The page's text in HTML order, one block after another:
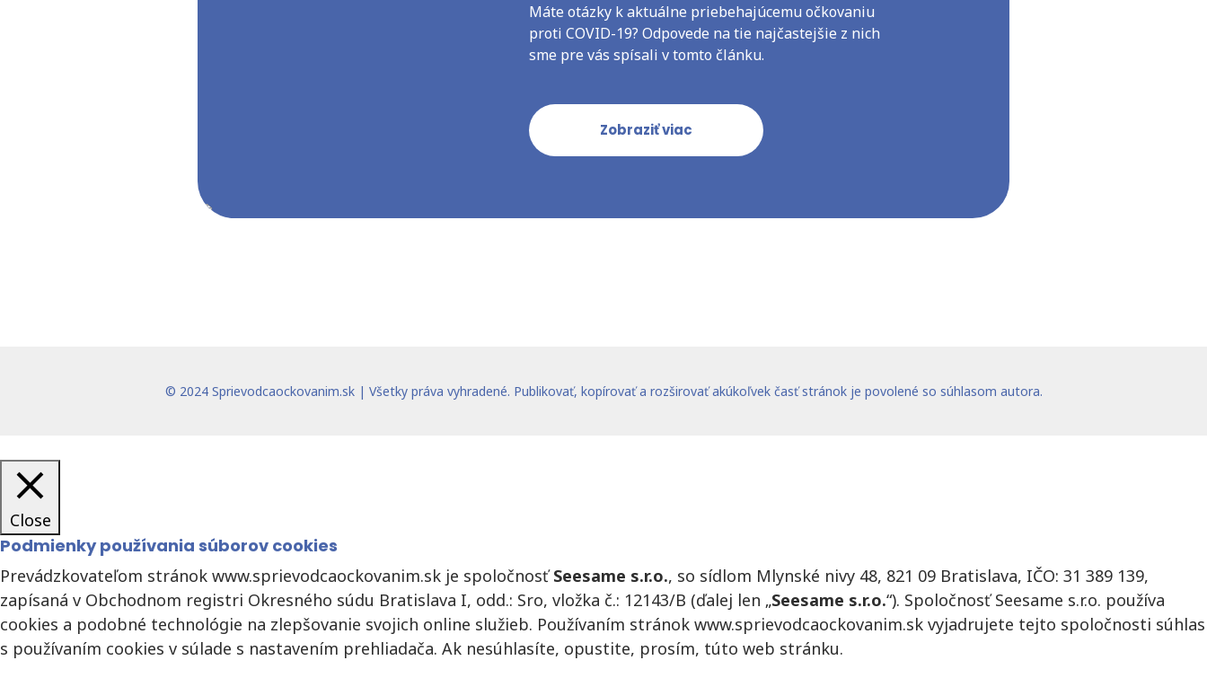
Máte otázky k aktuálne priebehajúcemu očkovaniu
proti COVID-19? Odpovede na tie najčastejšie z nich
sme pre vás spísali v tomto článku.
Zobraziť viac
© 2024 Sprievodcaockovanim.sk| Všetky práva vyhradené. Publikovať, kopírovať a rozširovať akúkoľvek časť stránok je povolené so súhlasom autora.
Close
Podmienky používania súborov cookies
Prevádzkovateľom stránok www.sprievodcaockovanim.sk je spoločnosťSeesame s.r.o., so sídlom Mlynské nivy 48, 821 09 Bratislava, IČO: 31 389 139,
zapísaná v Obchodnom registri Okresného súdu Bratislava I, odd.: Sro, vložka č.: 12143/B (ďalej len „Seesame s.r.o.“). Spoločnosť Seesame s.r.o. používa
cookies a podobné technológie na zlepšovanie svojich online služieb. Používaním stránok www.sprievodcaockovanim.sk vyjadrujete tejto spoločnosti súhlas
s používaním cookies v súlade s nastavením prehliadača. Ak nesúhlasíte, opustite, prosím, túto web stránku.